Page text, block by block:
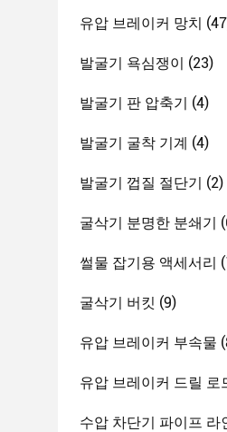
유압 브레이커 망치
발굴기 욕심쟁이 (23)
발굴기 판 압축기 (4)
발굴기 굴착 기계 (4)
발굴기 껍질 절단기 (2)
굴삭기 분명한 분쇄기
썰물 잡기용 액세서리
굴삭기 버킷 (9)
유압 브레이커 부속물
유압 브레이커 드릴 로
수압 차단기 파이프 라